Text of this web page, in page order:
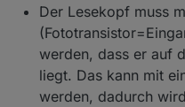
Der Lesekopf muss
werden, dass er auf
liegt. Das kann mit
werden, dadurch